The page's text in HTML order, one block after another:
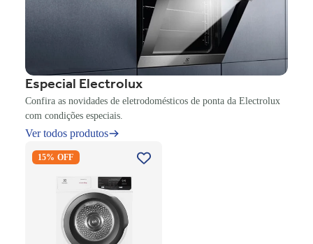
Especial Electrolux
Confira as novidades de eletrodomésticos de ponta da Electrolux
com condições especiais.
Ver todos produtos
Premium Care 12Kg com
Branco 220V
15% OFF